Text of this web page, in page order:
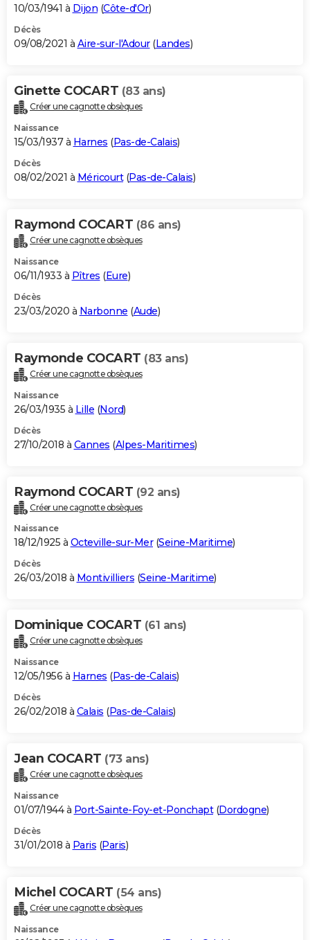
10/03/1941 à Dijon (Côte-d'Or)
Décès
09/08/2021 à Aire-sur-l'Adour(Landes)
Ginette COCART (83 ans)
Créer une cagnotte obsèques
Naissance
15/03/1937 à Harnes (Pas-de-Calais)
Décès
08/02/2021 à Méricourt(Pas-de-Calais)
Raymond COCART (86 ans)
Créer une cagnotte obsèques
Naissance
06/11/1933 à Pîtres (Eure)
Décès
23/03/2020 à Narbonne (Aude)
Raymonde COCART (83 ans)
Créer une cagnotte obsèques
Naissance
26/03/1935 à Lille (Nord)
Décès
27/10/2018 à Cannes (Alpes-Maritimes)
Raymond COCART (92 ans)
Créer une cagnotte obsèques
Naissance
18/12/1925 à Octeville-sur-Mer(Seine-Maritime)
Décès
26/03/2018 à Montivilliers (Seine-Maritime)
Dominique COCART (61 ans)
Créer une cagnotte obsèques
Naissance
12/05/1956 à Harnes (Pas-de-Calais)
Décès
26/02/2018 à Calais (Pas-de-Calais)
Jean COCART (73 ans)
Créer une cagnotte obsèques
Naissance
01/07/1944 à Port-Sainte-Foy-et-Ponchapt(Dordogne)
Décès
31/01/2018 à Paris (Paris)
Michel COCART (54 ans)
Créer une cagnotte obsèques
Naissance